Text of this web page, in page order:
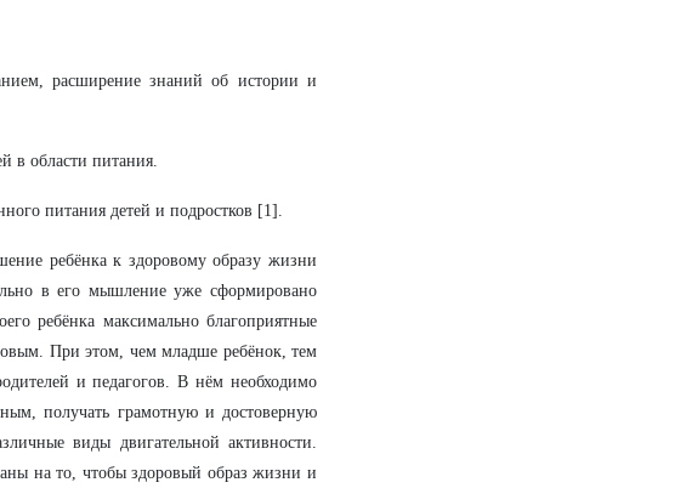
расширение знаний об истории и
в области питания.
питания детей и подростков [1].
ребёнка к здоровому образу жизни
в его мышление уже сформировано
ребёнка максимально благоприятные
При этом, чем младше ребёнок, тем
и педагогов. В нём необходимо
получать грамотную и достоверную
виды двигательной активности.
на то, чтобы здоровый образ жизни и